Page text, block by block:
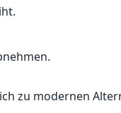
zu modernen